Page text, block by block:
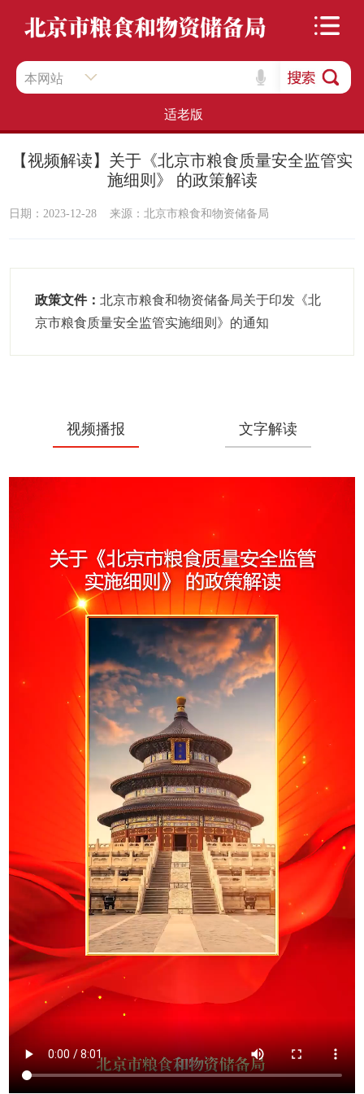
本网站
适老版
【视频解读】关于《北京市粮食质量安全监管实
施细则》 的政策解读
日期：2023-12-28 来源：北京市粮食和物资储备局
政策文件：北京市粮食和物资储备局关于印发《北
京市粮食质量安全监管实施细则》的通知
视频播报 文字解读